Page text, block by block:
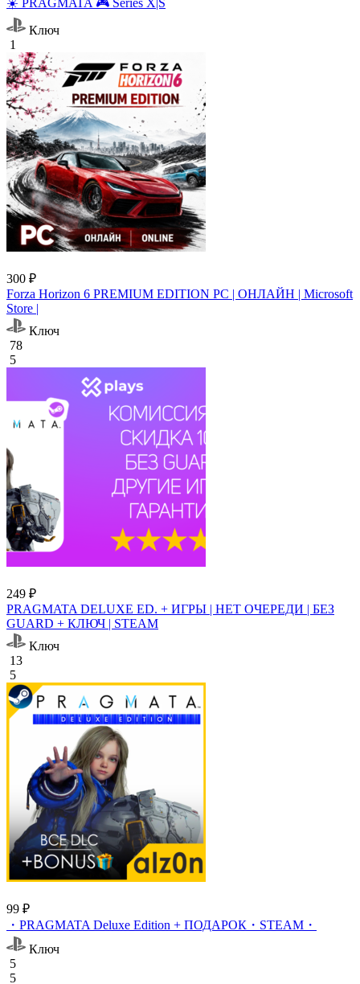
☀️ PRAGMATA 🎮 Series X|S
Ключ
1
300 ₽
Forza Horizon 6 PREMIUM EDITION PC | ОНЛАЙН | Microsoft
Store |
Ключ
78
5
249 ₽
PRAGMATA DELUXE ED. + ИГРЫ | НЕТ ОЧЕРЕДИ | БЕЗ
GUARD + КЛЮЧ | STEAM
Ключ
13
5
99 ₽
・PRAGMATA Deluxe Edition + ПОДАРОК・STEAM・
Ключ
5
5